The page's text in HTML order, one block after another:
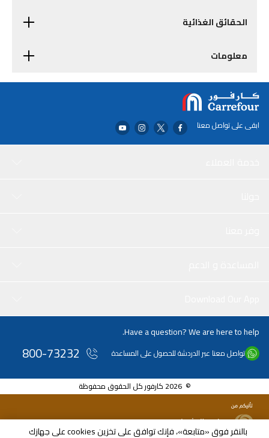
بالنقر فوق «متابعة»، فإنك توافق على تخزين cookies على جهازك
الحقائق الغذائية
معلومات
ابقى على تواصل معنا
Have a question? We are here to help.
تواصل معنا عبر الدردشة للحصول على المساعدة 800-73232
© 2026 كارفور كل الحقوق محفوظة